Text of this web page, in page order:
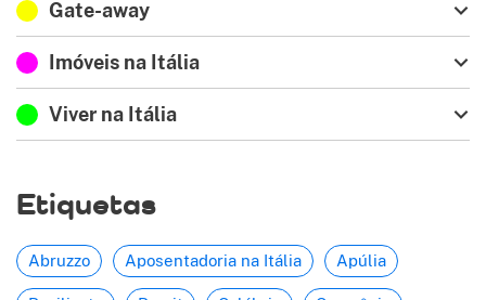
Gate-away
Imóveis na Itália
Viver na Itália
Etiquetas
Abruzzo Aposentadoria na Itália Apúlia